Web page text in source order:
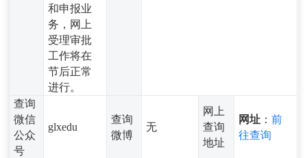
和申报业
务，网上
受理审批
工作将在
节后正常
进行。
查询
微信
公众
号
glxedu
查询
微博
无
网上
查询
地址
网址 ：前
往查询